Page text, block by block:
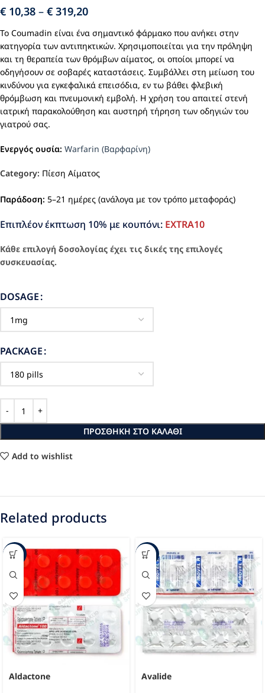
€ 10,38 – € 319,20
Το Coumadin είναι ένα σημαντικό φάρμακο που ανήκει στην
κατηγορία των αντιπηκτικών. Χρησιμοποιείται για την πρόληψη
και τη θεραπεία των θρόμβων αίματος, οι οποίοι μπορεί να
οδηγήσουν σε σοβαρές καταστάσεις. Συμβάλλει στη μείωση του
κινδύνου για εγκεφαλικά επεισόδια, εν τω βάθει φλεβική
θρόμβωση και πνευμονική εμβολή. Η χρήση του απαιτεί στενή
ιατρική παρακολούθηση και αυστηρή τήρηση των οδηγιών του
γιατρού σας.
Ενεργός ουσία: Warfarin (Βαρφαρίνη)
Category: Πίεση Αίματος
Παράδοση: 5–21 ημέρες (ανάλογα με τον τρόπο μεταφοράς)
Επιπλέον έκπτωση 10% με κουπόνι: EXTRA10
Κάθε επιλογή δοσολογίας έχει τις δικές της επιλογές
συσκευασίας.
DOSAGE
PACKAGE
ΠΡΟΣΘΉΚΗ ΣΤΟ ΚΑΛΆΘΙ
Add to wishlist
Related products
-23%
Aldactone
-44%
Avalide